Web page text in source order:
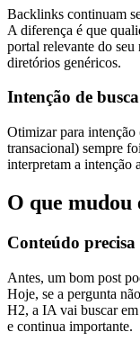
Backlinks continuam
A diferença é que
portal relevante do
diretórios genéricos.
Intenção de
Otimizar para
transacional) sempre
interpretam a intenção
O que mudou
Conteúdo
Antes, um bom post
Hoje, se a pergunta
H2, a IA vai buscar
e continua importante.